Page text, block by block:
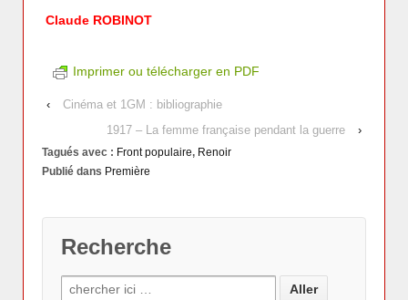
Claude ROBINOT
Imprimer ou télécharger en PDF
‹
Cinéma et 1GM : bibliographie
1917 – La femme française pendant la guerre
›
Tagués avec : Front populaire, Renoir
Publié dans Première
Recherche